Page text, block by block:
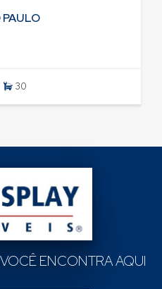
30
ENCONTRA AQUI